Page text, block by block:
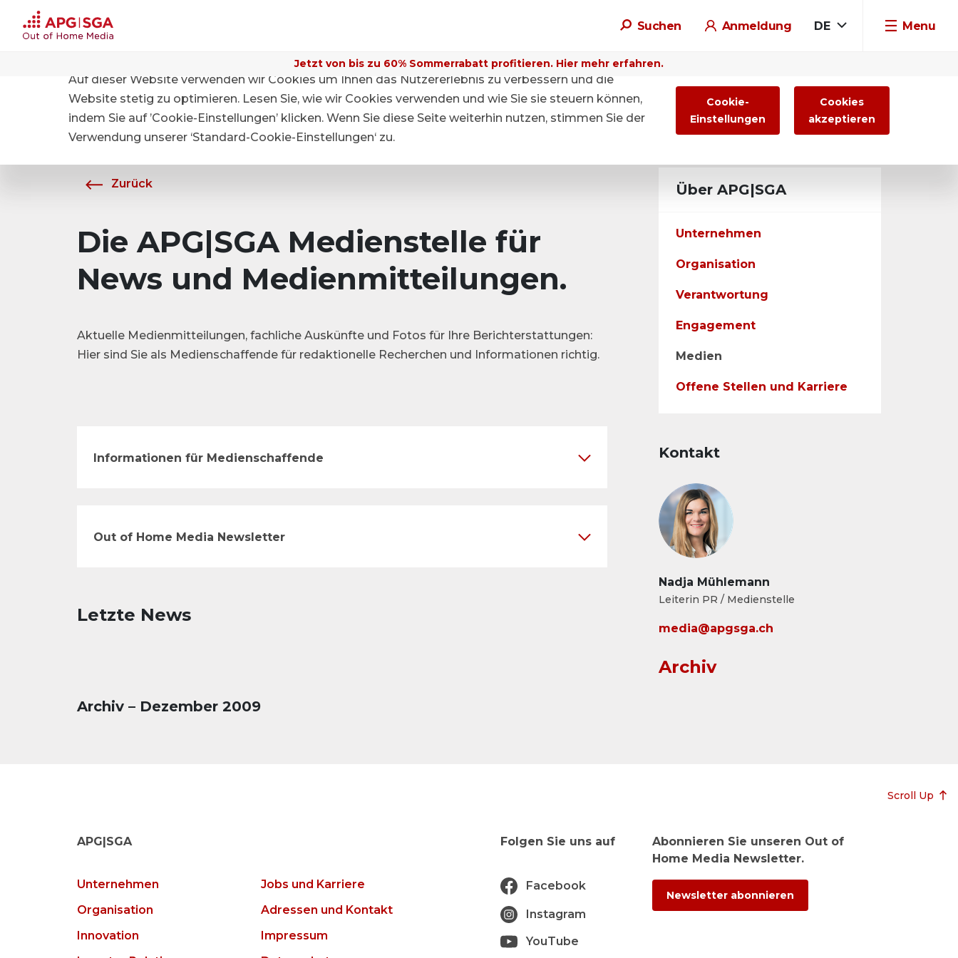
Suchen Anmeldung DE Menu
Jetzt von bis zu 60% Sommerrabatt profitieren. Hier mehr erfahren.
Über APG|SGA Medien
Zurück
Die APG|SGA Medienstelle für
News und Medienmitteilungen.
Aktuelle Medienmitteilungen, fachliche Auskünfte und Fotos für Ihre Berichterstattungen:
Hier sind Sie als Medienschaffende für redaktionelle Recherchen und Informationen richtig.
Informationen für Medienschaffende
Out of Home Media Newsletter
Letzte News
Archiv – Dezember 2009
Über APG|SGA
Unternehmen
Organisation
Verantwortung
Engagement
Medien
Offene Stellen und Karriere
Kontakt
Nadja Mühlemann
Leiterin PR / Medienstelle
media@apgsga.ch
Archiv
Scroll Up
APG|SGA
Unternehmen
Jobs und Karriere
Organisation
Adressen und Kontakt
Innovation
Impressum
Folgen Sie uns auf
Facebook
Instagram
YouTube
Abonnieren Sie unseren Out of
Home Media Newsletter.
Newsletter abonnieren
Auf dieser Website verwenden wir Cookies um Ihnen das Nutzererlebnis zu verbessern und die
Website stetig zu optimieren. Lesen Sie, wie wir Cookies verwenden und wie Sie sie steuern können,
indem Sie auf ’Cookie-Einstellungen’ klicken. Wenn Sie diese Seite weiterhin nutzen, stimmen Sie der
Verwendung unserer ‘Standard-Cookie-Einstellungen‘ zu.
Cookie-
Einstellungen
Cookies
akzeptieren